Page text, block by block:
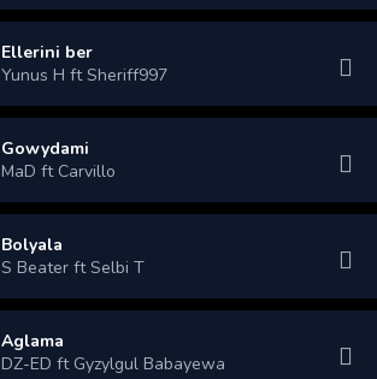
Ellerini ber
Yunus H ft Sheriff997
Gowydami
MaD ft Carvillo
Bolyala
S Beater ft Selbi T
Aglama
DZ-ED ft Gyzylgul Babayewa